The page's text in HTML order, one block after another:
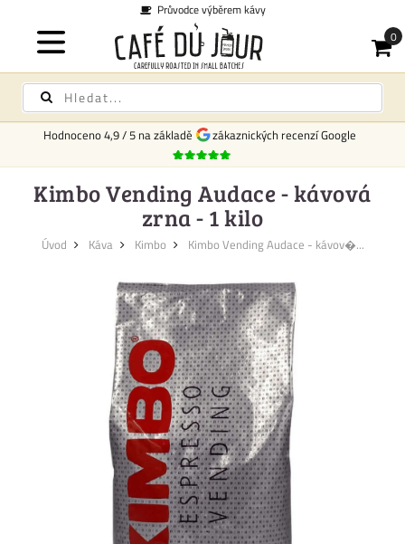
Průvodce výběrem kávy
Hodnoceno4,9/5 na základě zákaznických recenzí Google
Kimbo Vending Audace - kávová
zrna - 1 kilo
Úvod Káva Kimbo Kimbo Vending Audace - kávov�...